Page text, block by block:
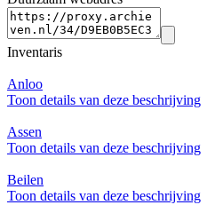
Inventaris
Anloo
Toon details van deze beschrijving
Assen
Toon details van deze beschrijving
Beilen
Toon details van deze beschrijving